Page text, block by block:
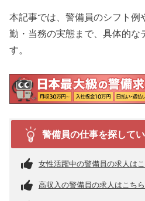
本記事では、警備員のシフト例
勤・当務の実態まで、具体的な
す。
警備員の仕事を探して
女性活躍中の警備員の求人は
高収入の警備員の求人はこち